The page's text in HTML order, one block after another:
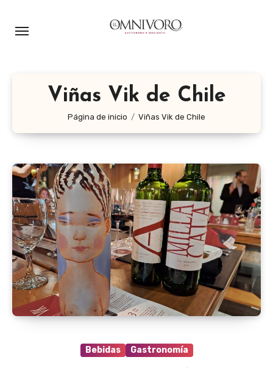
Viñas Vik de Chile
Página de inicio Viñas Vik de Chile
Bebidas Gastronomía